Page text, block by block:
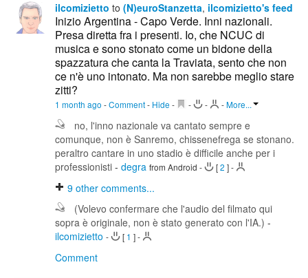
ilcomizietto to (N)euroStanzetta, ilcomizietto's feed
Inizio Argentina - Capo Verde. Inni nazionali.
Presa diretta fra i presenti. Io, che NCUC di
musica e sono stonato come un bidone della
spazzatura che canta la Traviata, sento che non
ce n'è uno intonato. Ma non sarebbe meglio stare
zitti?
1 month ago -Comment- Hide - - - -More...
no, l'inno nazionale va cantato sempre e
comunque, non è Sanremo, chissenefrega se stonano.
peraltro cantare in uno stadio è difficile anche per i
professionisti - degra from Android - [2 ]-
9 other comments...
(Volevo confermare che l'audio del filmato qui
sopra è originale, non è stato generato con l'IA.) -
ilcomizietto - [ 1 ]-
Comment